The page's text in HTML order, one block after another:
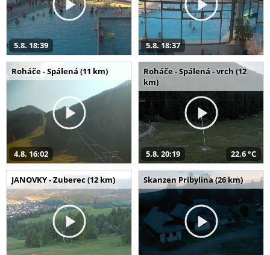
5.8. 18:39 5.8. 18:37
Roháče - Spálená (11 km)
4.8. 16:02
Roháče - Spálená - vrch (12
km)
5.8. 20:19 22,6 °C
JANOVKY - Zuberec (12 km) Skanzen Pribylina (26 km)